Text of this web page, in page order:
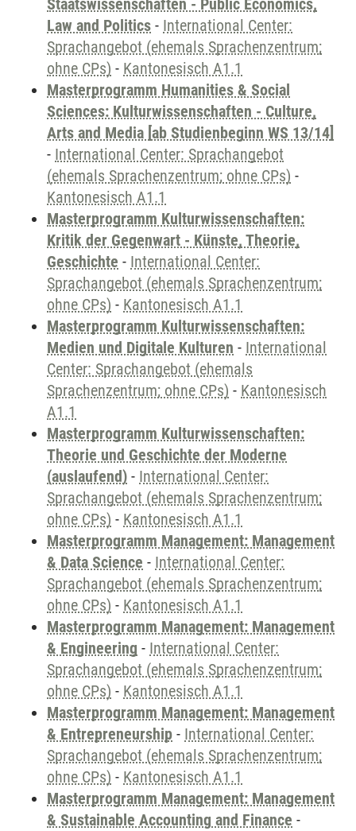
Staatswissenschaften - Public Economics,
Law and Politics - International Center:
Sprachangebot (ehemals Sprachenzentrum;
ohne CPs) - Kantonesisch A1.1
Masterprogramm Humanities & Social
Sciences: Kulturwissenschaften - Culture,
Arts and Media [ab Studienbeginn WS 13/14]
- International Center: Sprachangebot
(ehemals Sprachenzentrum; ohne CPs) -
Kantonesisch A1.1
Masterprogramm Kulturwissenschaften:
Kritik der Gegenwart - Künste, Theorie,
Geschichte - International Center:
Sprachangebot (ehemals Sprachenzentrum;
ohne CPs) - Kantonesisch A1.1
Masterprogramm Kulturwissenschaften:
Medien und Digitale Kulturen - International
Center: Sprachangebot (ehemals
Sprachenzentrum; ohne CPs) - Kantonesisch
A1.1
Masterprogramm Kulturwissenschaften:
Theorie und Geschichte der Moderne
(auslaufend) - International Center:
Sprachangebot (ehemals Sprachenzentrum;
ohne CPs) - Kantonesisch A1.1
Masterprogramm Management: Management
& Data Science - International Center:
Sprachangebot (ehemals Sprachenzentrum;
ohne CPs) - Kantonesisch A1.1
Masterprogramm Management: Management
& Engineering - International Center:
Sprachangebot (ehemals Sprachenzentrum;
ohne CPs) - Kantonesisch A1.1
Masterprogramm Management: Management
& Entrepreneurship - International Center:
Sprachangebot (ehemals Sprachenzentrum;
ohne CPs) - Kantonesisch A1.1
Masterprogramm Management: Management
& Sustainable Accounting and Finance -